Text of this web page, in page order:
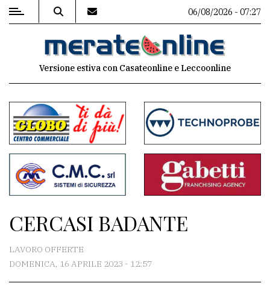
MENU
commenti
Contenuti
del
sito
Associazioni
Meteo
06/08/2026 - 07:27
Versione estiva con Casateonline e Leccoonline
CERCASI BADANTE
LAVORO OFFERTE
DOMENICA, 16 APRILE 2023 - 12:57